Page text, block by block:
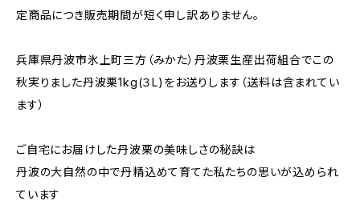
定商品につき販売期間が短く申し訳ありません。
兵庫県丹波市氷上町三方（みかた）丹波栗生産出荷組合でこの
秋実りました丹波栗1kg(３L)をお送りします（送料は含まれてい
ます）
ご自宅にお届けした丹波栗の美味しさの秘訣は
丹波の大自然の中で丹精込めて育てた私たちの思いが込められ
ています